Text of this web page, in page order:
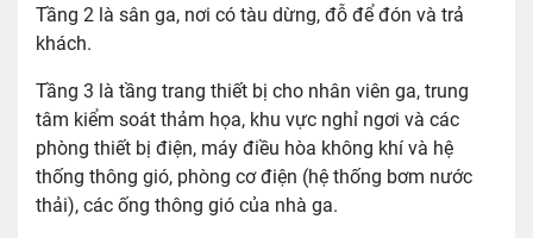
Tầng 2 là sân ga, nơi có tàu dừng, đỗ để đón và trả
khách.
Tầng 3 là tầng trang thiết bị cho nhân viên ga, trung
tâm kiểm soát thảm họa, khu vực nghỉ ngơi và các
phòng thiết bị điện, máy điều hòa không khí và hệ
thống thông gió, phòng cơ điện (hệ thống bơm nước
thải), các ống thông gió của nhà ga.